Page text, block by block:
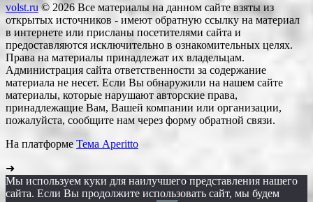
volst.ru© 2026 Все материалы на данном сайте взяты из
открытых источников - имеют обратную ссылку на материал
в интернете или присланы посетителями сайта и
предоставляются исключительно в ознакомительных целях.
Права на материалы принадлежат их владельцам.
Администрация сайта ответственности за содержание
материала не несет. Если Вы обнаружили на нашем сайте
материалы, которые нарушают авторские права,
принадлежащие Вам, Вашей компании или организации,
пожалуйста, сообщите нам через форму обратной связи.
На платформе Тема Aperitto
➜
Мы используем куки для наилучшего представления нашего
сайта. Если Вы продолжите использовать сайт, мы будем